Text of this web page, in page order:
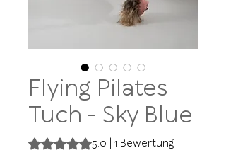
Flying Pilates
Tuch - Sky Blue
Das Rating beträgt 5.0 von fünf
5.0 | 1 Bewertung